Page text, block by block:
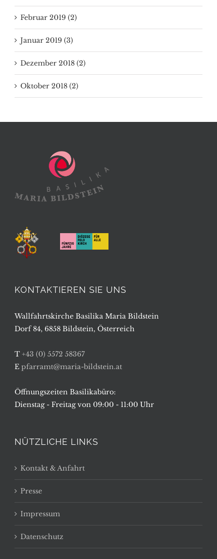
Februar 2019 (2)
Januar 2019 (3)
Dezember 2018 (2)
Oktober 2018 (2)
KONTAKTIEREN SIE UNS
Wallfahrtskirche Basilika Maria Bildstein
Dorf 84, 6858 Bildstein, Österreich
T +43 (0) 5572 58367
E pfarramt@maria-bildstein.at
Öffnungszeiten Basilikabüro:
Dienstag - Freitag von 09:00 - 11:00 Uhr
NÜTZLICHE LINKS
Kontakt & Anfahrt
Presse
Impressum
Datenschutz